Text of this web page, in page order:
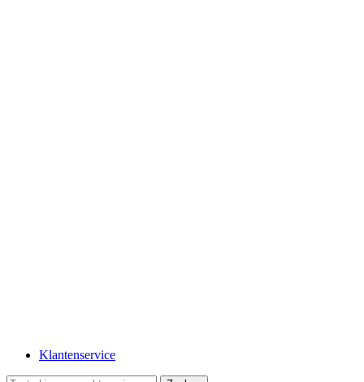
Klantenservice